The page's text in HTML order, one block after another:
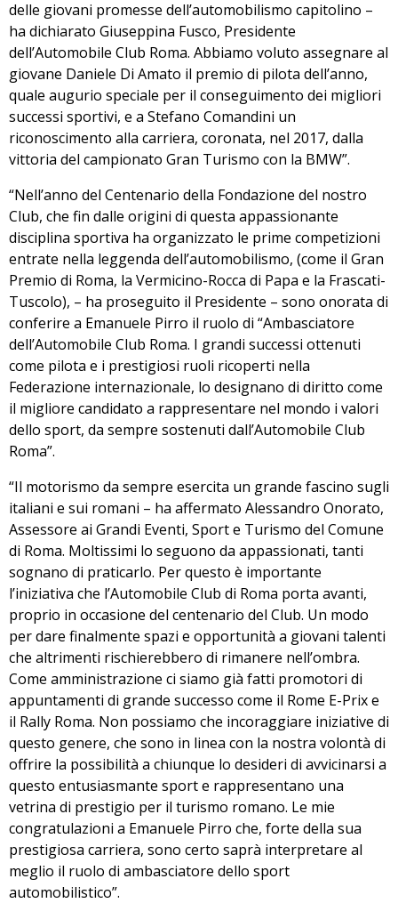
delle giovani promesse dell’automobilismo capitolino –
ha dichiarato Giuseppina Fusco, Presidente
dell’Automobile Club Roma. Abbiamo voluto assegnare al
giovane Daniele Di Amato il premio di pilota dell’anno,
quale augurio speciale per il conseguimento dei migliori
successi sportivi, e a Stefano Comandini un
riconoscimento alla carriera, coronata, nel 2017, dalla
vittoria del campionato Gran Turismo con la BMW”.
“Nell’anno del Centenario della Fondazione del nostro
Club, che fin dalle origini di questa appassionante
disciplina sportiva ha organizzato le prime competizioni
entrate nella leggenda dell’automobilismo, (come il Gran
Premio di Roma, la Vermicino-Rocca di Papa e la Frascati-
Tuscolo), – ha proseguito il Presidente – sono onorata di
conferire a Emanuele Pirro il ruolo di “Ambasciatore
dell’Automobile Club Roma. I grandi successi ottenuti
come pilota e i prestigiosi ruoli ricoperti nella
Federazione internazionale, lo designano di diritto come
il migliore candidato a rappresentare nel mondo i valori
dello sport, da sempre sostenuti dall’Automobile Club
Roma”.
“Il motorismo da sempre esercita un grande fascino sugli
italiani e sui romani – ha affermato Alessandro Onorato,
Assessore ai Grandi Eventi, Sport e Turismo del Comune
di Roma. Moltissimi lo seguono da appassionati, tanti
sognano di praticarlo. Per questo è importante
l’iniziativa che l’Automobile Club di Roma porta avanti,
proprio in occasione del centenario del Club. Un modo
per dare finalmente spazi e opportunità a giovani talenti
che altrimenti rischierebbero di rimanere nell’ombra.
Come amministrazione ci siamo già fatti promotori di
appuntamenti di grande successo come il Rome E-Prix e
il Rally Roma. Non possiamo che incoraggiare iniziative di
questo genere, che sono in linea con la nostra volontà di
offrire la possibilità a chiunque lo desideri di avvicinarsi a
questo entusiasmante sport e rappresentano una
vetrina di prestigio per il turismo romano. Le mie
congratulazioni a Emanuele Pirro che, forte della sua
prestigiosa carriera, sono certo saprà interpretare al
meglio il ruolo di ambasciatore dello sport
automobilistico”.